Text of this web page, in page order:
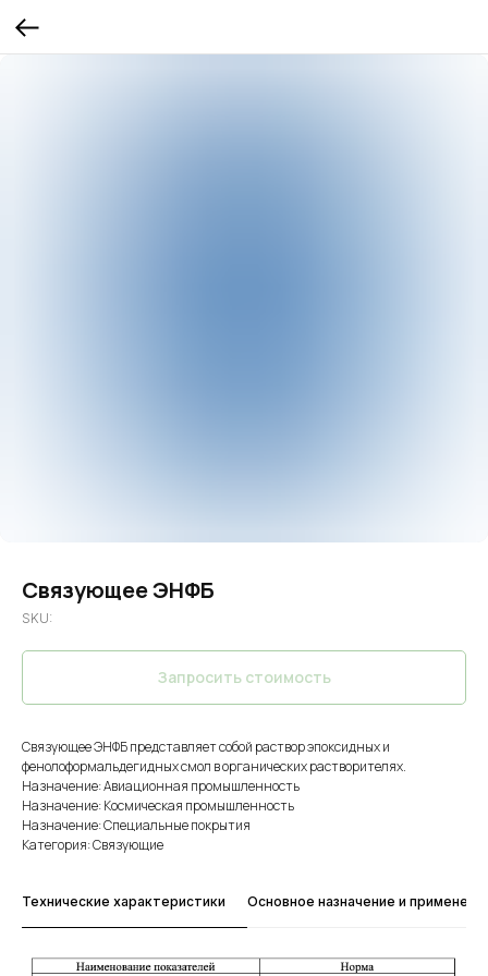
Связующее ЭНФБ
SKU:
Запросить стоимость
Связующее ЭНФБ представляет собой раствор эпоксидных и
фенолоформальдегидных смол в органических растворителях.
Назначение: Авиационная промышленность
Назначение: Космическая промышленность
Назначение: Специальные покрытия
Категория: Связующие
Технические характеристики Основное назначение и